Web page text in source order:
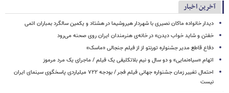
آخرین اخبار
دیدار خانواده ماکان نصیری با شهردار هیروشیما در هشتاد و یکمین سالگرد بمباران اتمی
خفتن و شاید خواب دیدن» در خانه‌ی هنرمندان ایران روی صحنه می‌رود
دفاع قاطع مدیر جشنواره تورنتو از از فیلم جنجالی «ماسک»
اتهام «سیاه‌نمایی» و دو سال و نیم بلاتکلیفی یک فیلم / ماجرای یک مرد مرموز
احتمال تغییر زمان جشنواره جهانی فیلم فجر / بودجه ۷۲۲ میلیاردی پاسخگوی سینمای ایران
نیست